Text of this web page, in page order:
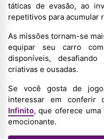
táticas de evasão, ao
repetitivos para acumular
As missões tornam-se
equipar seu carro
disponíveis,
criativas e ousadas.
Se você gosta de
interessar em conferir
Infinito, que oferece uma
emocionante.